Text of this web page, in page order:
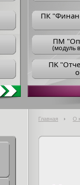
ПК
ПM
(модуль
ПK
Главная О